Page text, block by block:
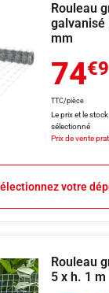
Rouleau
galvanisé
mm
74
TTC/pièce
Le prix et le
sélectionné
Prix de vente
votre
Rouleau
5 x h. 1 m